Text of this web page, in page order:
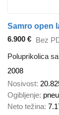
Samro open
6.900 € Bez
Poluprikolica
2008
Nosivost
Ogibljenje
Neto težina